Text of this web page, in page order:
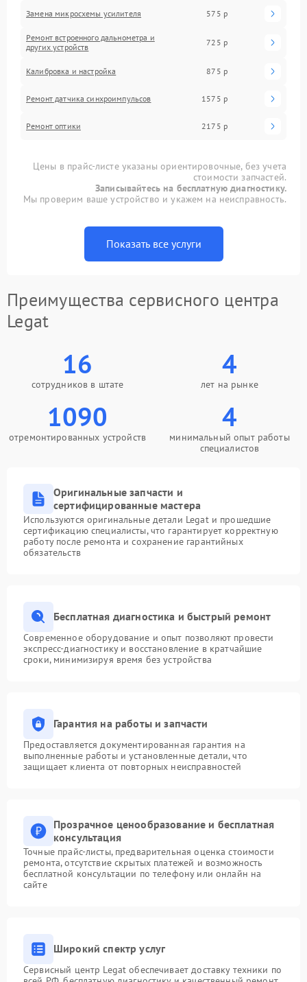
Замена микросхемы усилителя 575 р
Ремонт встроенного дальнометра и
других устройств
725 р
Калибровка и настройка 875 р
Ремонт датчика синхроимпульсов 1575 р
Ремонт оптики 2175 р
Цены в прайс-листе указаны ориентировочные, без учета
стоимости запчастей.
Записывайтесь на бесплатную диагностику.
Мы проверим ваше устройство и укажем на неисправность.
Показать все услуги
Преимущества сервисного центра
Legat
16
сотрудников в штате
4
лет на рынке
1090
отремонтированных устройств
4
минимальный опыт работы
специалистов
Оригинальные запчасти и
сертифицированные мастера
Используются оригинальные детали Legat и прошедшие
сертификацию специалисты, что гарантирует корректную
работу после ремонта и сохранение гарантийных
обязательств
Бесплатная диагностика и быстрый ремонт
Современное оборудование и опыт позволяют провести
экспресс-диагностику и восстановление в кратчайшие
сроки, минимизируя время без устройства
Гарантия на работы и запчасти
Предоставляется документированная гарантия на
выполненные работы и установленные детали, что
защищает клиента от повторных неисправностей
Прозрачное ценообразование и бесплатная
консультация
Точные прайс-листы, предварительная оценка стоимости
ремонта, отсутствие скрытых платежей и возможность
бесплатной консультации по телефону или онлайн на
сайте
Широкий спектр услуг
Сервисный центр Legat обеспечивает доставку техники по